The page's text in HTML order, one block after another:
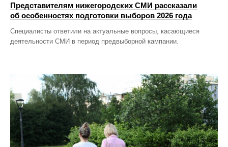
Представителям нижегородских СМИ рассказали
об особенностях подготовки выборов 2026 года
Специалисты ответили на актуальные вопросы, касающиеся
деятельности СМИ в период предвыборной кампании.